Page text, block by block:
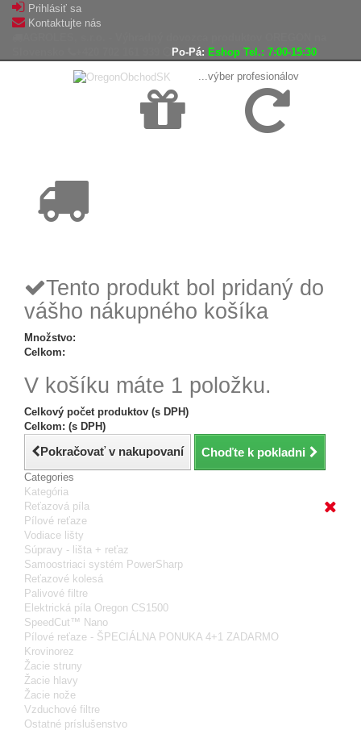
Prihlásiť sa
Kontaktujte nás
Po-Pá: Eshop Tel.: 7:00-15:30
...výber profesionálov
Tento produkt bol pridaný do
vášho nákupného košíka
Množstvo:
Celkom:
V košíku máte 1 položku.
Celkový počet produktov (s DPH)
Celkom: (s DPH)
Pokračovať v nakupovaní Choďte k pokladni
Categories
Kategória
Reťazová píla
Pílové reťaze
Vodiace lišty
Súpravy - lišta + reťaz
Samoostriaci systém PowerSharp
Reťazové kolesá
Palivové filtre
Elektrická píla Oregon CS1500
SpeedCut™ Nano
Pílové reťaze - ŠPECIÁLNA PONUKA 4+1 ZADARMO
Krovinorez
Žacie struny
Žacie hlavy
Žacie nože
Vzduchové filtre
Ostatné príslušenstvo